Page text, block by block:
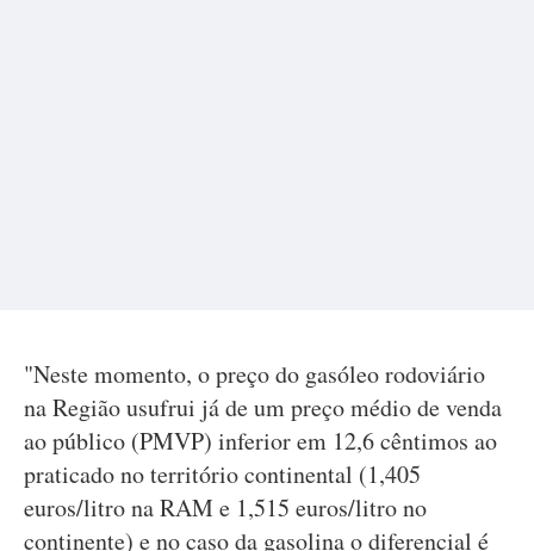
"Neste momento, o preço do gasóleo rodoviário
na Região usufrui já de um preço médio de venda
ao público (PMVP) inferior em 12,6 cêntimos ao
praticado no território continental (1,405
euros/litro na RAM e 1,515 euros/litro no
continente) e no caso da gasolina o diferencial é